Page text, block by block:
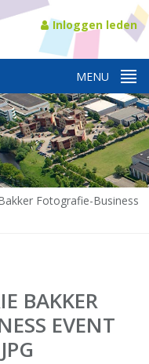
Inloggen leden
Fotografie-Business
BAKKER
EVENT